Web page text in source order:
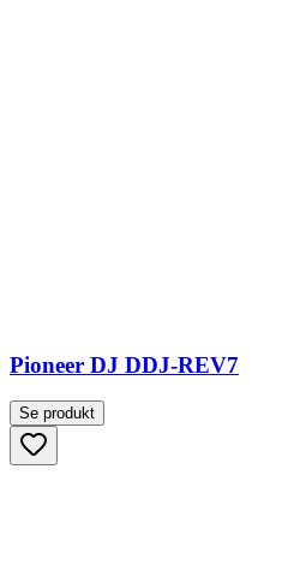
Pioneer DJ DDJ-REV7
Se produkt